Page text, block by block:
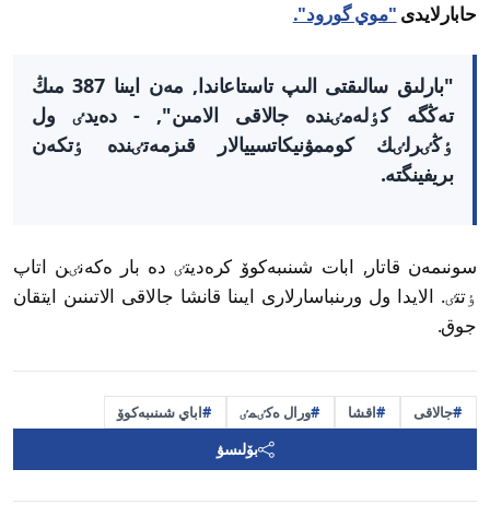
حابارلايدى "موي گورود".
"بارلىق سالىقتى الىپ تاستاعاندا, مەن ايىنا 387 مىڭ
تەڭگە كٶلەمٸندە جالاقى الامىن", - دەيدٸ ول
ٶڭٸرلٸك كوممۋنيكاتسييالار قىزمەتٸندە ٶتكەن
بريفينگتە.
سونىمەن قاتار, ابات شىنىبەكوۆ كرەديتٸ دە بار ەكەنٸن اتاپ
ٶتتٸ. الايدا ول ورىنباسارلارى ايىنا قانشا جالاقى الاتىنىن ايتقان
جوق.
جالاقى اقشا ورال ەكٸمٸ اباي شىنىبەكوۆ
بۆلىسۋ